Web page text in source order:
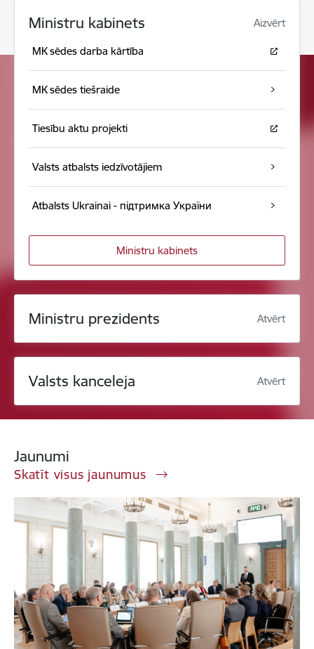
Ministru kabinets Aizvērt
MK sēdes darba kārtība
MK sēdes tiešraide
Tiesību aktu projekti
Valsts atbalsts iedzīvotājiem
Atbalsts Ukrainai - підтримка України
Ministru kabinets
Ministru prezidents Atvērt
Valsts kanceleja Atvērt
Jaunumi
Skatīt visus jaunumus